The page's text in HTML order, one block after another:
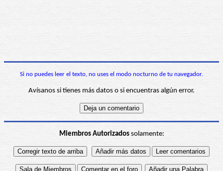
Si no puedes leer el texto, no uses el modo nocturno de tu navegador.
Avísanos si tienes más datos o si encuentras algún error.
Miembros Autorizadossolamente: